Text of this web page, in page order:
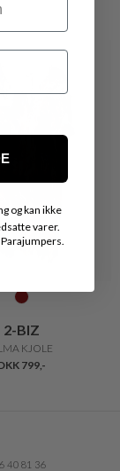
2-BIZ
KJOLE
799,-
40 81 36
og kan ikke
varer.